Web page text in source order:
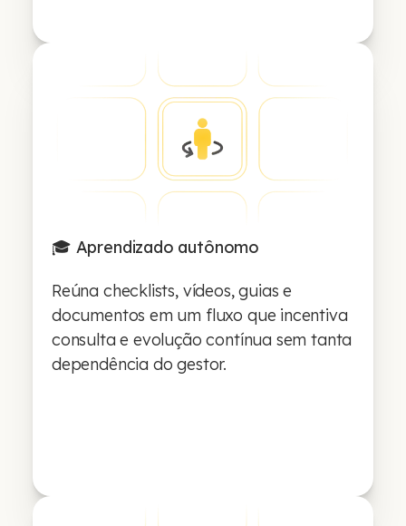
🎓 Aprendizado autônomo
Reúna checklists, vídeos, guias e
documentos em um fluxo que incentiva
consulta e evolução contínua sem tanta
dependência do gestor.